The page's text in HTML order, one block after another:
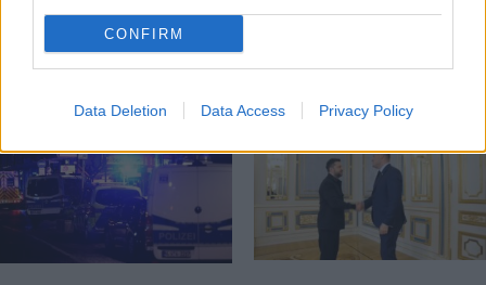
CONFIRM
Data Deletion Data Access Privacy Policy